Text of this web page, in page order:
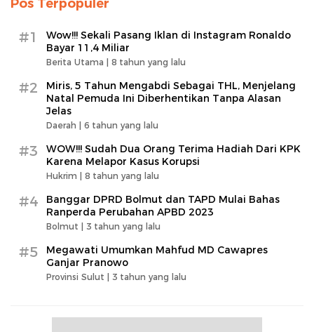
Pos Terpopuler
#1
Wow!!! Sekali Pasang Iklan di Instagram Ronaldo
Bayar 11,4 Miliar
Berita Utama | 8 tahun yang lalu
#2
Miris, 5 Tahun Mengabdi Sebagai THL, Menjelang
Natal Pemuda Ini Diberhentikan Tanpa Alasan
Jelas
Daerah | 6 tahun yang lalu
#3
WOW!!! Sudah Dua Orang Terima Hadiah Dari KPK
Karena Melapor Kasus Korupsi
Hukrim | 8 tahun yang lalu
#4
Banggar DPRD Bolmut dan TAPD Mulai Bahas
Ranperda Perubahan APBD 2023
Bolmut | 3 tahun yang lalu
#5
Megawati Umumkan Mahfud MD Cawapres
Ganjar Pranowo
Provinsi Sulut | 3 tahun yang lalu